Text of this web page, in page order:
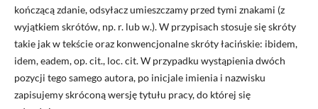
kończącą zdanie, odsyłacz umieszczamy przed tymi znakami (z
wyjątkiem skrótów, np. r. lub w.). W przypisach stosuje się skróty
takie jak w tekście oraz konwencjonalne skróty łacińskie: ibidem,
idem, eadem, op. cit., loc. cit. W przypadku wystąpienia dwóch
pozycji tego samego autora, po inicjale imienia i nazwisku
zapisujemy skróconą wersję tytułu pracy, do której się